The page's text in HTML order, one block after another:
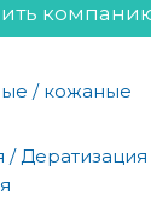
/ кожаные
Дератизация